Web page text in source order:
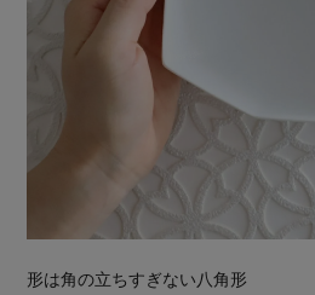
形は角の立ちすぎない八角形